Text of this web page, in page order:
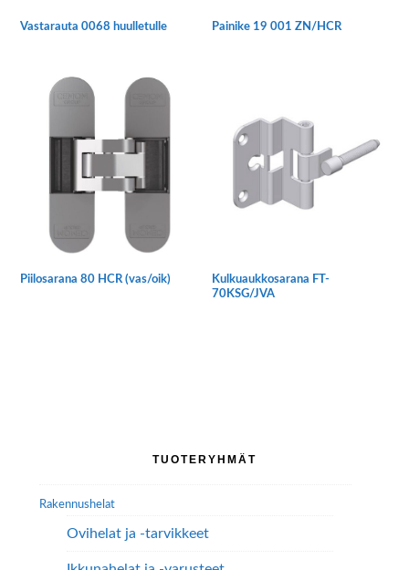
Vastarauta 0068 huulletulle
muunnelma.
valinnat
sivulla.
Painike 19 001 ZN/HCR
Piilosarana 80 HCR (vas/oik)
Kulkuaukkosarana FT-
70KSG/JVA
TUOTERYHMÄT
Rakennushelat
Ovihelat ja -tarvikkeet